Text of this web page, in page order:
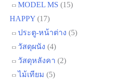
MODEL MS (15)
HAPPY (17)
ประตู-หน้าต่าง (5)
วัสดุผนัง (4)
วัสดุหลังคา (2)
ไม้เทียม (5)